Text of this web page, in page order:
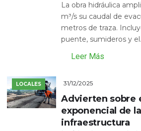
La obra hidráulica
m³/s su caudal de
metros de traza.
puente, sumideros y
Leer Más
LOCALES 31/12/2025
Advierten sobre
exponencial de la
infraestructura